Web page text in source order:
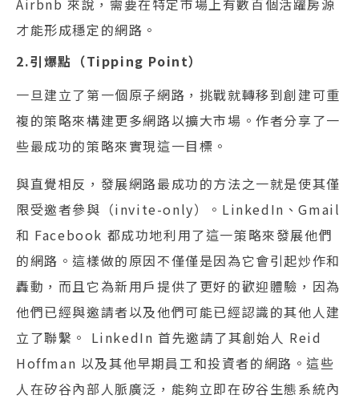
Airbnb 來說，需要在特定市場上有數百個活躍房源
才能形成穩定的網路。
2.引爆點（Tipping Point）
一旦建立了第一個原子網路，挑戰就轉移到創建可重
複的策略來構建更多網路以擴大市場。作者分享了一
些最成功的策略來實現這一目標。
與直覺相反，發展網路最成功的方法之一就是使其僅
限受邀者參與（invite-only）。LinkedIn、Gmail
和 Facebook 都成功地利用了這一策略來發展他們
的網路。這樣做的原因不僅僅是因為它會引起炒作和
轟動，而且它為新用戶提供了更好的歡迎體驗，因為
他們已經與邀請者以及他們可能已經認識的其他人建
立了聯繫。 LinkedIn 首先邀請了其創始人 Reid
Hoffman 以及其他早期員工和投資者的網路。這些
人在矽谷內部人脈廣泛，能夠立即在矽谷生態系統內